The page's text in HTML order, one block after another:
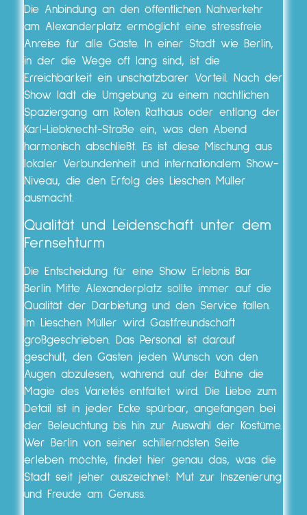
Die Anbindung an den öffentlichen Nahverkehr
am Alexanderplatz ermöglicht eine stressfreie
Anreise für alle Gäste. In einer Stadt wie Berlin,
in der die Wege oft lang sind, ist die
Erreichbarkeit ein unschätzbarer Vorteil. Nach der
Show lädt die Umgebung zu einem nächtlichen
Spaziergang am Roten Rathaus oder entlang der
Karl-Liebknecht-Straße ein, was den Abend
harmonisch abschließt. Es ist diese Mischung aus
lokaler Verbundenheit und internationalem Show-
Niveau, die den Erfolg des Lieschen Müller
ausmacht.
Qualität und Leidenschaft unter dem
Fernsehturm
Die Entscheidung für eine Show Erlebnis Bar
Berlin Mitte Alexanderplatz sollte immer auf die
Qualität der Darbietung und den Service fallen.
Im Lieschen Müller wird Gastfreundschaft
großgeschrieben. Das Personal ist darauf
geschult, den Gästen jeden Wunsch von den
Augen abzulesen, während auf der Bühne die
Magie des Varietés entfaltet wird. Die Liebe zum
Detail ist in jeder Ecke spürbar, angefangen bei
der Beleuchtung bis hin zur Auswahl der Kostüme.
Wer Berlin von seiner schillerndsten Seite
erleben möchte, findet hier genau das, was die
Stadt seit jeher auszeichnet: Mut zur Inszenierung
und Freude am Genuss.